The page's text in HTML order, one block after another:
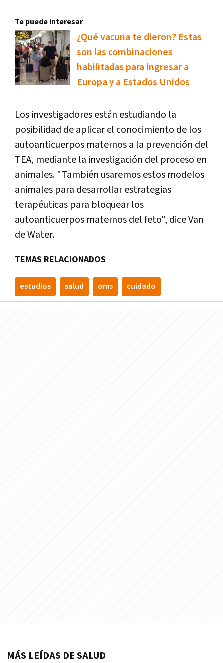
Te puede interesar
¿Qué vacuna te dieron? Estas
son las combinaciones
habilitadas para ingresar a
Europa y a Estados Unidos
Los investigadores están estudiando la
posibilidad de aplicar el conocimiento de los
autoanticuerpos maternos a la prevención del
TEA, mediante la investigación del proceso en
animales. "También usaremos estos modelos
animales para desarrollar estrategias
terapéuticas para bloquear los
autoanticuerpos maternos del feto", dice Van
de Water.
TEMAS RELACIONADOS
estudios salud oms cuidado
MÁS LEÍDAS DE SALUD